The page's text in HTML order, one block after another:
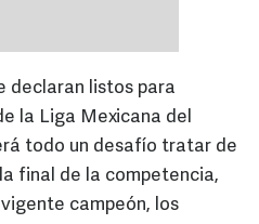
declaran listos para
la Liga Mexicana del
todo un desafío tratar de
final de la competencia,
campeón, los